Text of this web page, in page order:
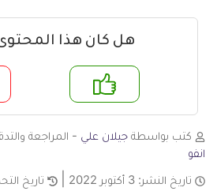
هل كان هذا
لا
كتب بواسطة جيلان علي - المراجعة
انفو
تاريخ النشر: 3 أكتوبر 2022 تاريخ